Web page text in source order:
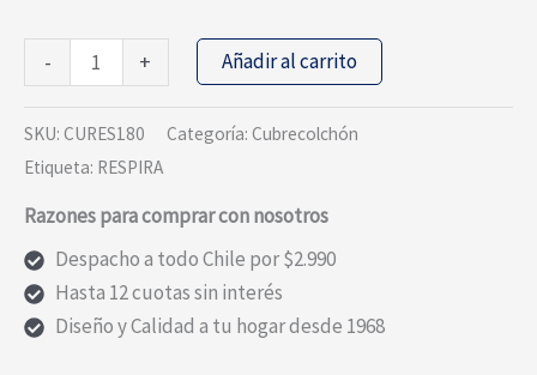
era:
$49.490.
es:
$29.694.
-
COLCHÓN
RESPIRA
IMPERMEABLE
cantidad
+ Añadir al carrito
SKU: CURES180 Categoría: Cubrecolchón
Etiqueta: RESPIRA
Razones para comprar con nosotros
Despacho a todo Chile por $2.990
Hasta 12 cuotas sin interés
Diseño y Calidad a tu hogar desde 1968